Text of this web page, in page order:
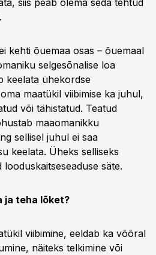
siis peab olema seda tehtud
kehti õuemaa osas – õuemaal
selgesõnalise loa
keelata ühekordse
maatükil viibimise ka juhul,
või tähistatud. Teatud
maaomanikku
sellisel juhul ei saa
keelata. Üheks selliseks
säte.
ja teha lõket?
viibimine, eeldab ka võõral
näiteks telkimine või